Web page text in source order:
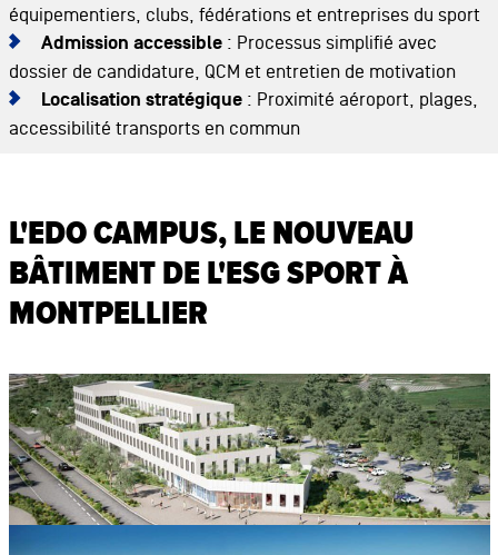
équipementiers, clubs, fédérations et entreprises du sport
Admission accessible: Processus simplifié avec
dossier de candidature, QCM et entretien de motivation
Localisation stratégique : Proximité aéroport, plages,
accessibilité transports en commun
L'EDO CAMPUS, LE NOUVEAU
BÂTIMENT DE L'ESG SPORT À
MONTPELLIER